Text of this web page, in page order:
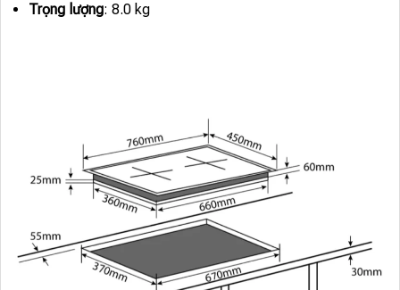
Trọng lượng: 8.0 kg